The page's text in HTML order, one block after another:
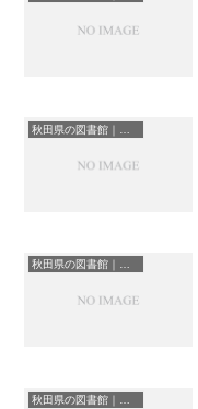
秋田県の図書館｜勉強できる場所